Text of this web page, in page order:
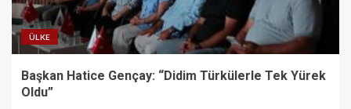
ÜLKE
Başkan Hatice Gençay: “Didim Türkülerle Tek Yürek
Oldu”